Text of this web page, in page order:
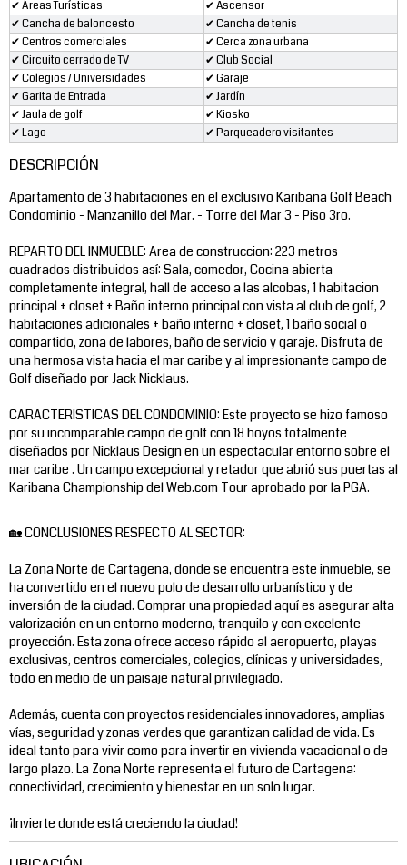
✔ Áreas Turísticas
✔ Ascensor
✔ Cancha de baloncesto
✔ Cancha de tenis
✔ Centros comerciales
✔ Cerca zona urbana
✔ Circuito cerrado de TV
✔ Club Social
✔ Colegios / Universidades
✔ Garaje
✔ Garita de Entrada
✔ Jardín
✔ Jaula de golf
✔ Kiosko
✔ Lago
✔ Parqueadero visitantes
DESCRIPCIÓN
Apartamento de 3 habitaciones en el exclusivo Karibana Golf Beach
Condominio - Manzanillo del Mar. - Torre del Mar 3 - Piso 3ro.
REPARTO DEL INMUEBLE: Area de construccion: 223 metros
cuadrados distribuidos así: Sala, comedor, Cocina abierta
completamente integral, hall de acceso a las alcobas, 1 habitacion
principal + closet + Baño interno principal con vista al club de golf, 2
habitaciones adicionales + baño interno + closet, 1 baño social o
compartido, zona de labores, baño de servicio y garaje. Disfruta de
una hermosa vista hacia el mar caribe y al impresionante campo de
Golf diseñado por Jack Nicklaus.
CARACTERISTICAS DEL CONDOMINIO: Este proyecto se hizo famoso
por su incomparable campo de golf con 18 hoyos totalmente
diseñados por Nicklaus Design en un espectacular entorno sobre el
mar caribe . Un campo excepcional y retador que abrió sus puertas al
Karibana Championship del Web.com Tour aprobado por la PGA.
🏡 CONCLUSIONES RESPECTO AL SECTOR:
La Zona Norte de Cartagena, donde se encuentra este inmueble, se
ha convertido en el nuevo polo de desarrollo urbanístico y de
inversión de la ciudad. Comprar una propiedad aquí es asegurar alta
valorización en un entorno moderno, tranquilo y con excelente
proyección. Esta zona ofrece acceso rápido al aeropuerto, playas
exclusivas, centros comerciales, colegios, clínicas y universidades,
todo en medio de un paisaje natural privilegiado.
Además, cuenta con proyectos residenciales innovadores, amplias
vías, seguridad y zonas verdes que garantizan calidad de vida. Es
ideal tanto para vivir como para invertir en vivienda vacacional o de
largo plazo. La Zona Norte representa el futuro de Cartagena:
conectividad, crecimiento y bienestar en un solo lugar.
¡Invierte donde está creciendo la ciudad!